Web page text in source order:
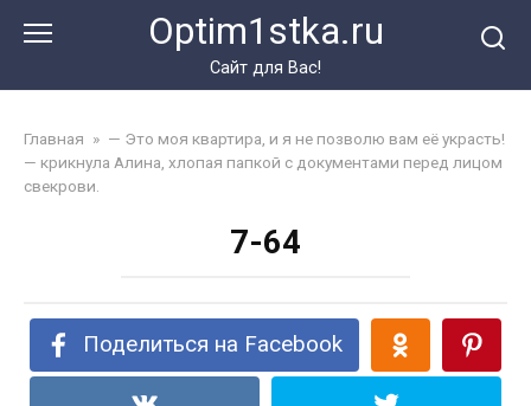
Optim1stka.ru
Сайт для Вас!
Главная » — Это моя квартира, и я не позволю вам её украсть!
— крикнула Алина, хлопая папкой с документами перед лицом
свекрови.
7-64
Поделиться на Facebook